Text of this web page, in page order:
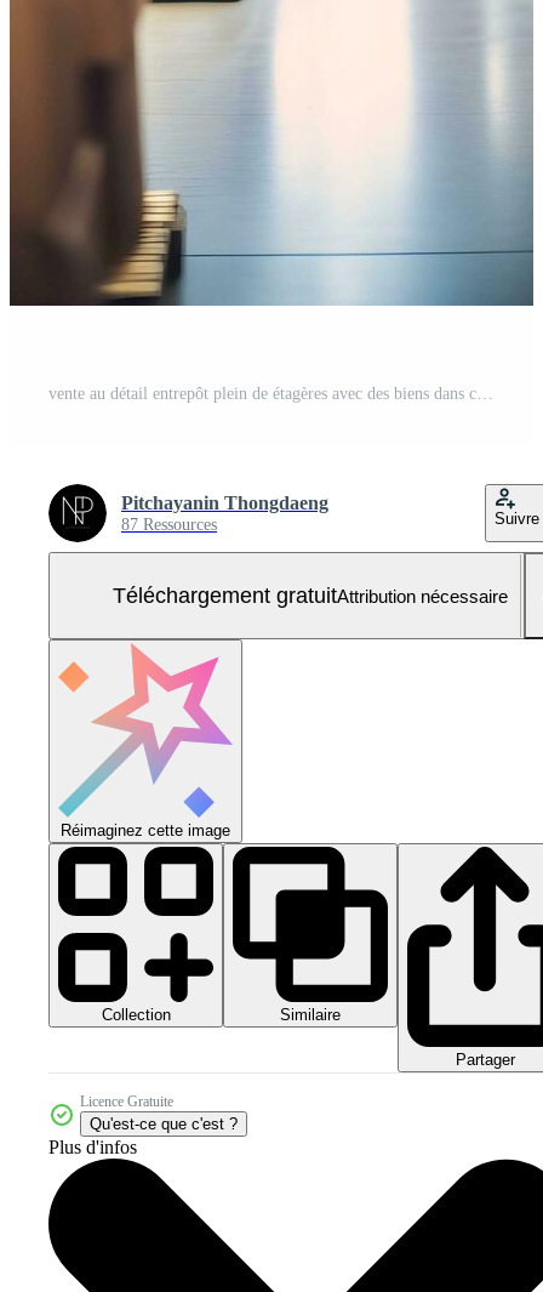
vente au détail entrepôt plein de étagères avec des biens dans cartons, logistique et transport flou Contexte. ai génératif Photo Gratuite
Pitchayanin Thongdaeng
87 Ressources Suivre
Téléchargement gratuitAttribution nécessaire
Réimaginez cette image
Collection Similaire
Partager
Licence Gratuite
Qu'est-ce que c'est ?
Plus d'infos